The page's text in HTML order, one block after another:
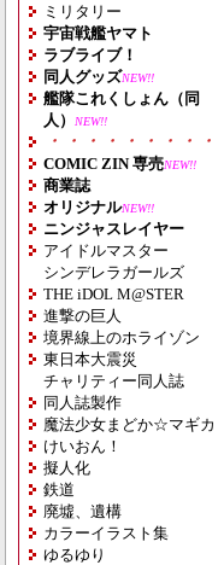
ミリタリー
宇宙戦艦ヤマト
ラブライブ！
同人グッズNEW!!
艦隊これくしょん（同
人）
NEW!!
・・・・・・・・
COMIC ZIN 専売NEW!!
商業誌
オリジナルNEW!!
ニンジャスレイヤー
アイドルマスター
シンデレラガールズ
THE iDOL M@STER
進撃の巨人
境界線上のホライゾン
東日本大震災
チャリティー同人誌
同人誌製作
魔法少女まどか☆マギカ
けいおん！
擬人化
鉄道
廃墟、遺構
カラーイラスト集
ゆるゆり